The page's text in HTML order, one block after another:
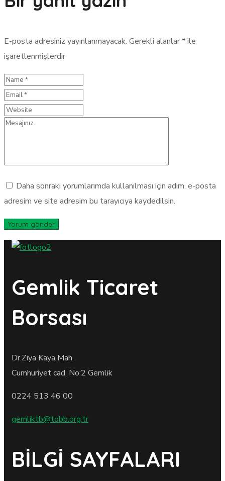
E-posta adresiniz yayınlanmayacak. Gerekli alanlar*ile
işaretlenmişlerdir
Daha sonraki yorumlarımda kullanılması için adım, e-posta
adresim ve site adresim bu tarayıcıya kaydedilsin.
Gemlik Ticaret
Borsası
Dr.Ziya Kaya Mah.
Cumhuriyet cad. No:2 Gemlik
0224 513 46 00
gemliktb@tobb.org.tr
BİLGİ SAYFALARI